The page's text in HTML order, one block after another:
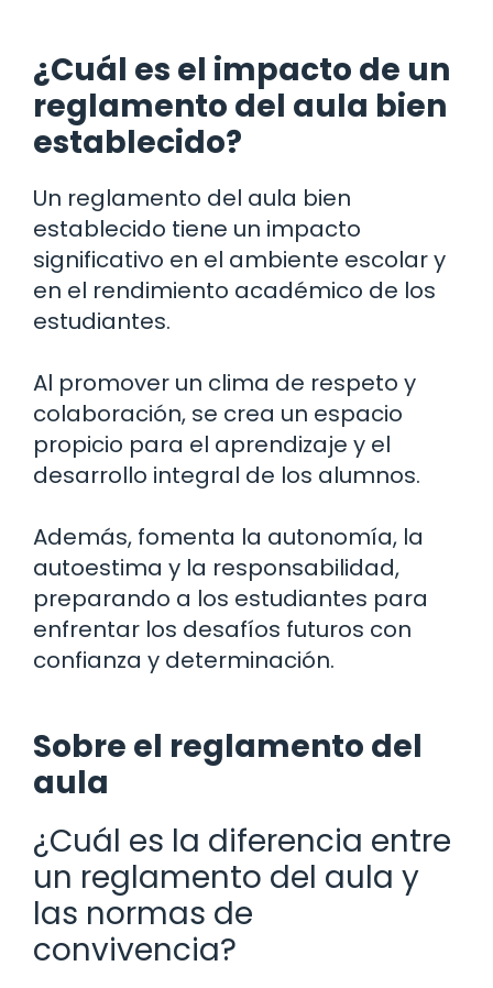
¿Cuál es el impacto de un
reglamento del aula bien
establecido?
Un reglamento del aula bien
establecido tiene un impacto
significativo en el ambiente escolar y
en el rendimiento académico de los
estudiantes.
Al promover un clima de respeto y
colaboración, se crea un espacio
propicio para el aprendizaje y el
desarrollo integral de los alumnos.
Además, fomenta la autonomía, la
autoestima y la responsabilidad,
preparando a los estudiantes para
enfrentar los desafíos futuros con
confianza y determinación.
Sobre el reglamento del
aula
¿Cuál es la diferencia entre
un reglamento del aula y
las normas de
convivencia?